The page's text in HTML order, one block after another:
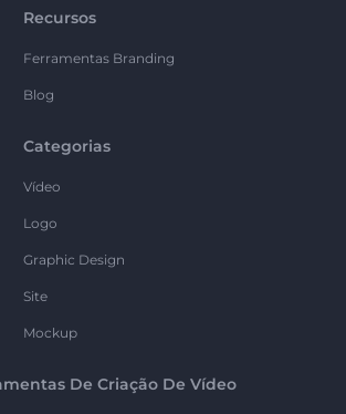
Recursos
Ferramentas Branding
Blog
Categorias
Vídeo
Logo
Graphic Design
Site
Mockup
De Criação De Vídeo